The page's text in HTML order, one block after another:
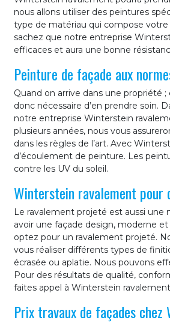
nous allons utiliser des peintures
type de matériau qui compose
sachez que notre entreprise
efficaces et aura une bonne
Peinture de façade aux
Quand on arrive dans une propriété
donc nécessaire d’en prendre soin.
notre entreprise Winterstein
plusieurs années, nous vous
dans les règles de l’art. Avec
d’écoulement de peinture. Les
contre les UV du soleil.
Winterstein ravalement pour
Le ravalement projeté est aussi
avoir une façade design, moderne
optez pour un ravalement projeté.
vous réaliser différents types de
écrasée ou aplatie. Nous pouvons
Pour des résultats de qualité,
faites appel à Winterstein
Prix travaux de façades